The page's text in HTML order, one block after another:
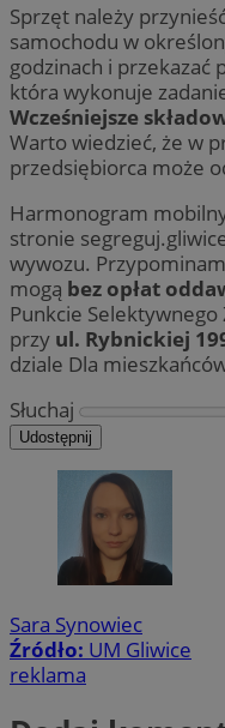
Sprzęt należy
samochodu w
godzinach i
która wykonuje
Wcześniejsze
Warto wiedzieć, że w
przedsiębiorca może
Harmonogram
stronie
wywozu.
mogą bez opłat
Punkcie Selektywnego
przy ul. Rybnickiej
dziale Dla
Słuchaj
Udostępnij
Sara Synowiec
Źródło: UM Gliwice
reklama